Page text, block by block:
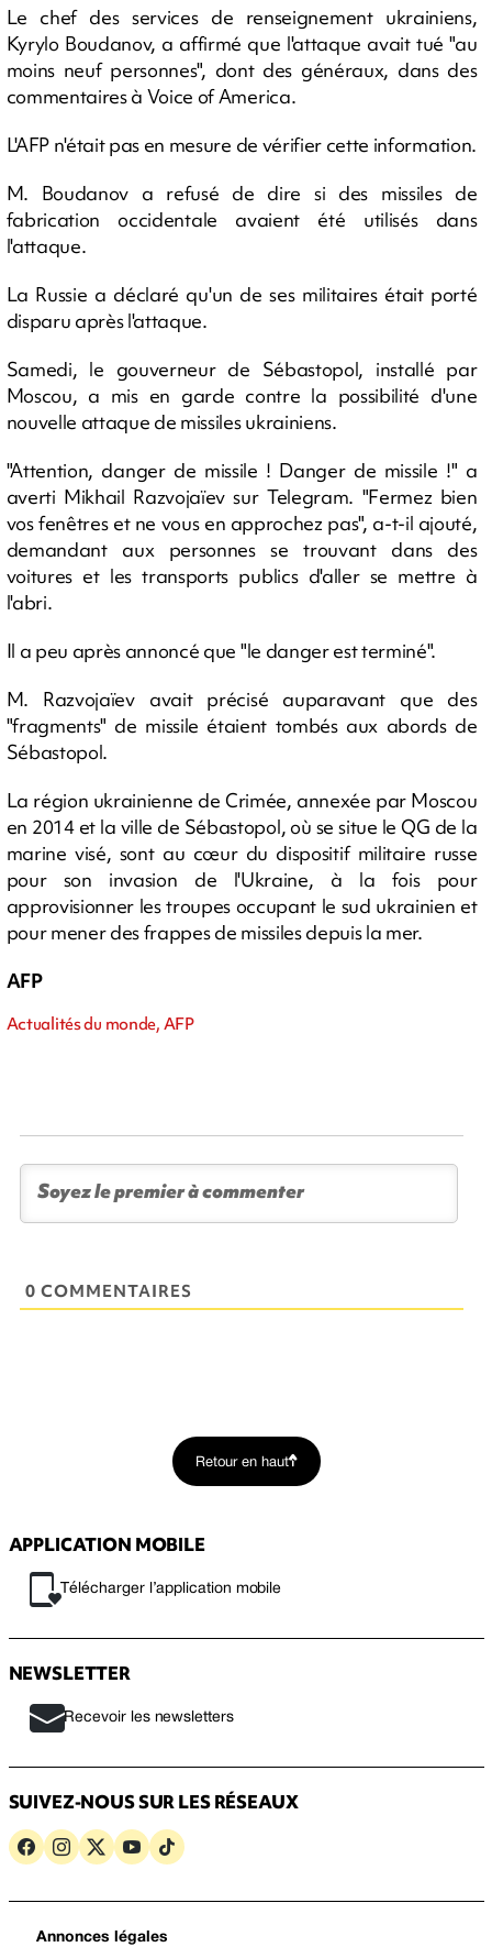
Le chef des services de renseignement ukrainiens,
Kyrylo Boudanov, a affirmé que l'attaque avait tué "au
moins neuf personnes", dont des généraux, dans des
commentaires à Voice of America.
L'AFP n'était pas en mesure de vérifier cette information.
M. Boudanov a refusé de dire si des missiles de
fabrication occidentale avaient été utilisés dans
l'attaque.
La Russie a déclaré qu'un de ses militaires était porté
disparu après l'attaque.
Samedi, le gouverneur de Sébastopol, installé par
Moscou, a mis en garde contre la possibilité d'une
nouvelle attaque de missiles ukrainiens.
"Attention, danger de missile ! Danger de missile !" a
averti Mikhail Razvojaïev sur Telegram. "Fermez bien
vos fenêtres et ne vous en approchez pas", a-t-il ajouté,
demandant aux personnes se trouvant dans des
voitures et les transports publics d'aller se mettre à
l'abri.
Il a peu après annoncé que "le danger est terminé".
M. Razvojaïev avait précisé auparavant que des
"fragments" de missile étaient tombés aux abords de
Sébastopol.
La région ukrainienne de Crimée, annexée par Moscou
en 2014 et la ville de Sébastopol, où se situe le QG de la
marine visé, sont au cœur du dispositif militaire russe
pour son invasion de l'Ukraine, à la fois pour
approvisionner les troupes occupant le sud ukrainien et
pour mener des frappes de missiles depuis la mer.
AFP
Actualités du monde, AFP
0 COMMENTAIRES
Retour en haut
APPLICATION MOBILE
Télécharger l’application mobile
NEWSLETTER
Recevoir les newsletters
SUIVEZ-NOUS SUR LES RÉSEAUX
Annonces légales